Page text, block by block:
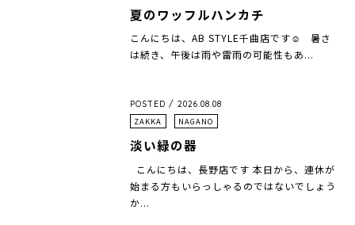
夏のワッフルハンカチ
こんにちは、AB STYLE千曲店です☺︎ 暑さ
は続き、午後は雨や雷雨の可能性もあ...
POSTED / 2026.08.08
ZAKKA NAGANO
淡い緑の器
こんにちは、長野店です 本日から、連休が
始まる方もいらっしゃるのではないでしょう
か...